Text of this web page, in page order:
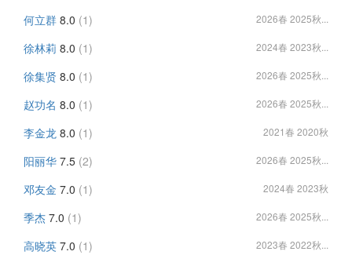
何立群 8.0 (1) 2026春 2025秋...
徐林莉 8.0 (1) 2024春 2023秋...
徐集贤 8.0 (1) 2026春 2025秋...
赵功名 8.0 (1) 2026春 2025秋...
李金龙 8.0 (1) 2021春 2020秋
阳丽华 7.5 (2) 2026春 2025秋...
邓友金 7.0 (1) 2024春 2023秋
季杰 7.0 (1) 2026春 2025秋...
高晓英 7.0 (1) 2023春 2022秋...